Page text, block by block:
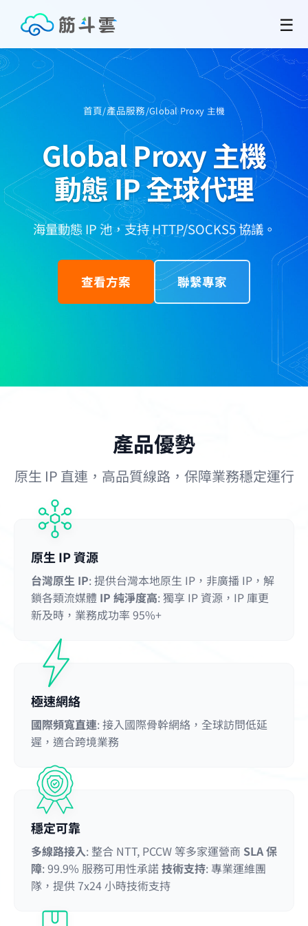
☰
首頁/產品服務/Global Proxy 主機
Global Proxy 主機
動態 IP 全球代理
海量動態 IP 池，支持 HTTP/SOCKS5 協議。
查看方案 聯繫專家
產品優勢
原生 IP 直連，高品質線路，保障業務穩定運行
原生 IP 資源
台灣原生 IP: 提供台灣本地原生 IP，非廣播 IP，解
鎖各類流媒體 IP 純淨度高: 獨享 IP 資源，IP 庫更
新及時，業務成功率 95%+
極速網絡
國際頻寬直連: 接入國際骨幹網絡，全球訪問低延
遲，適合跨境業務
穩定可靠
多線路接入: 整合 NTT, PCCW 等多家運營商 SLA 保
障: 99.9% 服務可用性承諾技術支持: 專業運維團
隊，提供 7x24 小時技術支持